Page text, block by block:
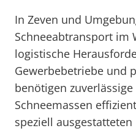
In Zeven und
Schneeabtransport im
logistische
Gewerbebetriebe und
benötigen
Schneemassen
speziell ausgestatteten